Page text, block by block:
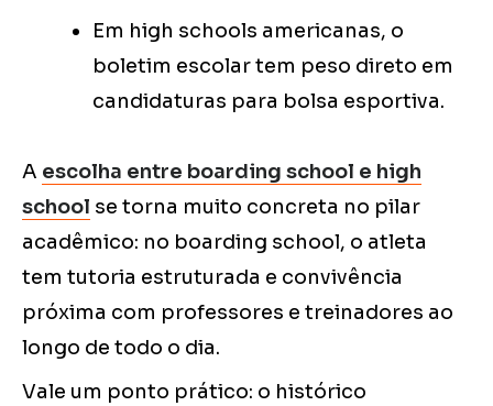
Em high schools americanas, o
boletim escolar tem peso direto em
candidaturas para bolsa esportiva.
A escolha entre boarding school e high
school se torna muito concreta no pilar
acadêmico: no boarding school, o atleta
tem tutoria estruturada e convivência
próxima com professores e treinadores ao
longo de todo o dia.
Vale um ponto prático: o histórico